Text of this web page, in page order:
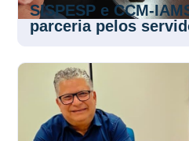
SISPESP e CCM-
parceria pelos